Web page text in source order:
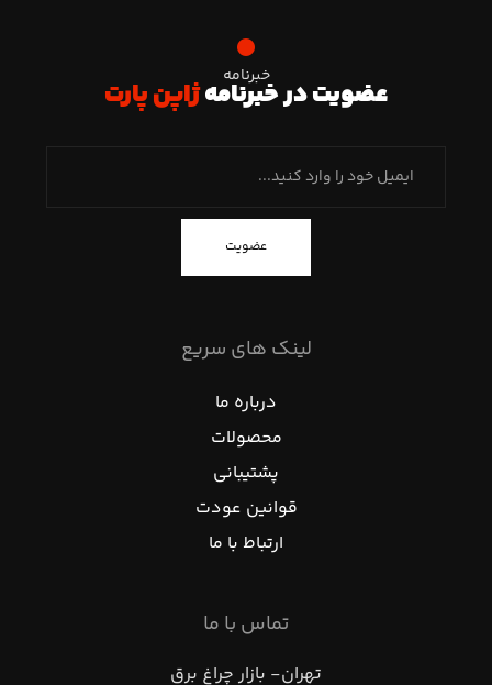
خبرنامه
عضویت در خبرنامهژاپن پارت
عضویت
لینک های سریع
درباره ما
محصولات
پشتیبانی
قوانین عودت
ارتباط با ما
تماس با ما
تهران- بازار چراغ برق